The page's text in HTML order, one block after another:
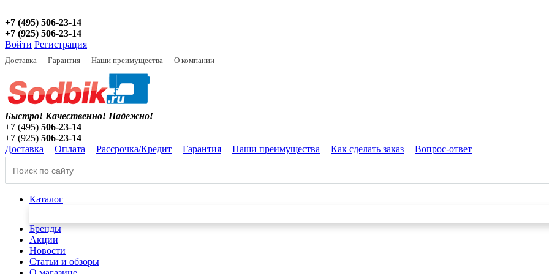
+7 (495) 506-23-14
+7 (925) 506-23-14
Войти Регистрация
Доставка Гарантия Наши преимущества О компании
Быстро! Качественно! Надежно!
+7 (495) 506-23-14
+7 (925) 506-23-14
Доставка
Оплата Рассрочка/Кредит Гарантия Наши преимущества Как сделать заказ Вопрос-ответ
Каталог
Бренды
Акции
Новости
Статьи и обзоры